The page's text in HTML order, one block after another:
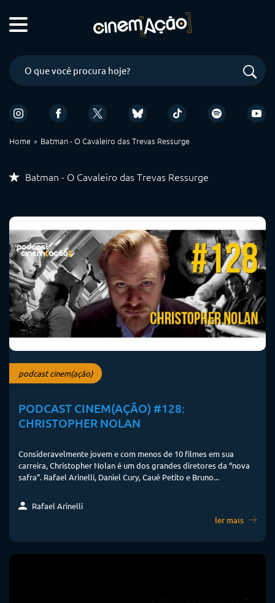
Home Batman - O Cavaleiro das Trevas Ressurge
Batman - O Cavaleiro das Trevas Ressurge
podcast cinem(ação)
PODCAST CINEM(AÇÃO) #128:
CHRISTOPHER NOLAN
Consideravelmente jovem e com menos de 10 filmes em sua
carreira, Christopher Nolan é um dos grandes diretores da “nova
safra”. Rafael Arinelli, Daniel Cury, Cauê Petito e Bruno...
Rafael Arinelli
ler mais